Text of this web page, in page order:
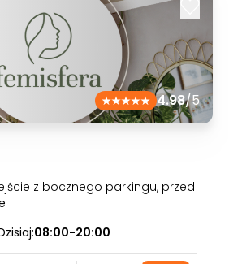
4.98/5
z bocznego parkingu, przed
08:00-20:00